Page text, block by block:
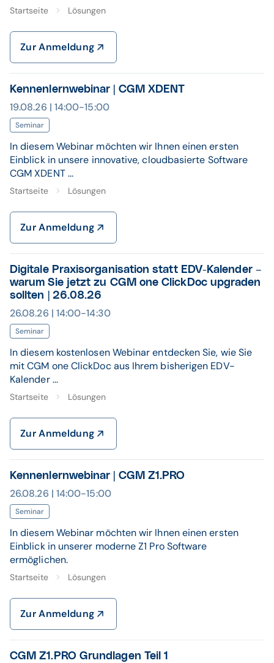
Startseite Lösungen
Zur Anmeldung
Kennenlernwebinar | CGM XDENT
19.08.26 | 14:00-15:00
Seminar
In diesem Webinar möchten wir Ihnen einen ersten
Einblick in unsere innovative, cloudbasierte Software
CGM XDENT ...
Startseite Lösungen
Zur Anmeldung
Digitale Praxisorganisation statt EDV-Kalender –
warum Sie jetzt zu CGM one ClickDoc upgraden
sollten | 26.08.26
26.08.26 | 14:00-14:30
Seminar
In diesem kostenlosen Webinar entdecken Sie, wie Sie
mit CGM one ClickDoc aus Ihrem bisherigen EDV-
Kalender ...
Startseite Lösungen
Zur Anmeldung
Kennenlernwebinar | CGM Z1.PRO
26.08.26 | 14:00-15:00
Seminar
In diesem Webinar möchten wir Ihnen einen ersten
Einblick in unserer moderne Z1 Pro Software
ermöglichen.
Startseite Lösungen
Zur Anmeldung
CGM Z1.PRO Grundlagen Teil 1